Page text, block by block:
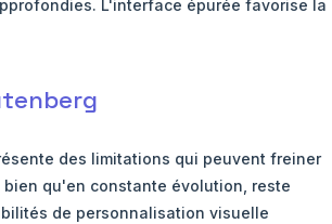
L'interface épurée favorise la
des limitations qui peuvent freiner
qu'en constante évolution, reste
de personnalisation visuelle